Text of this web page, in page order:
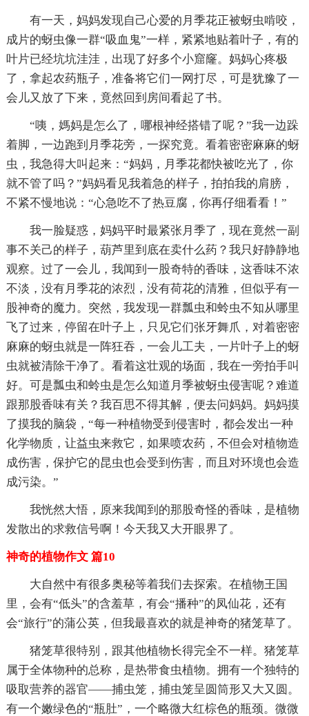
有一天，妈妈发现自己心爱的月季花正被蚜虫啃咬，
成片的蚜虫像一群“吸血鬼”一样，紧紧地贴着叶子，有的
叶片已经坑坑洼洼，出现了好多个小窟窿。妈妈心疼极
了，拿起农药瓶子，准备将它们一网打尽，可是犹豫了一
会儿又放了下来，竟然回到房间看起了书。
“咦，媽妈是怎么了，哪根神经搭错了呢？”我一边跺
着脚，一边跑到月季花旁，一探究竟。看着密密麻麻的蚜
虫，我急得大叫起来：“妈妈，月季花都快被吃光了，你
就不管了吗？”妈妈看见我着急的样子，拍拍我的肩膀，
不紧不慢地说：“心急吃不了热豆腐，你再仔细看看！”
我一脸疑惑，妈妈平时最紧张月季了，现在竟然一副
事不关己的样子，葫芦里到底在卖什么药？我只好静静地
观察。过了一会儿，我闻到一股奇特的香味，这香味不浓
不淡，没有月季花的浓烈，没有荷花的清雅，但似乎有一
股神奇的魔力。突然，我发现一群瓢虫和蛉虫不知从哪里
飞了过来，停留在叶子上，只见它们张牙舞爪，对着密密
麻麻的蚜虫就是一阵狂吞，一会儿工夫，一片叶子上的蚜
虫就被清除干净了。看着这壮观的场面，我在一旁拍手叫
好。可是瓢虫和蛉虫是怎么知道月季被蚜虫侵害呢？难道
跟那股香味有关？我百思不得其解，便去问妈妈。妈妈摸
了摸我的脑袋，“每一种植物受到侵害时，都会发出一种
化学物质，让益虫来救它，如果喷农药，不但会对植物造
成伤害，保护它的昆虫也会受到伤害，而且对环境也会造
成污染。”
我恍然大悟，原来我闻到的那股奇怪的香味，是植物
发散出的求救信号啊！今天我又大开眼界了。
神奇的植物作文 篇10
大自然中有很多奥秘等着我们去探索。在植物王国
里，会有“低头”的含羞草，有会“播种”的凤仙花，还有
会“旅行”的蒲公英，但我最喜欢的就是神奇的猪笼草了。
猪笼草很特别，跟其他植物长得完全不一样。猪笼草
属于全体物种的总称，是热带食虫植物。拥有一个独特的
吸取营养的器官——捕虫笼，捕虫笼呈圆筒形又大又圆。
有一个嫩绿色的“瓶肚”，一个略微大红棕色的瓶颈。微微